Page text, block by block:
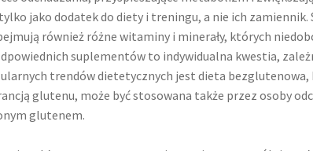
jako dodatek do diety i treningu, a nie ich
również różne witaminy i minerały, których
suplementów to indywidualna kwestia,
trendów dietetycznych jest dieta
glutenu, może być stosowana także przez osoby
glutenem.